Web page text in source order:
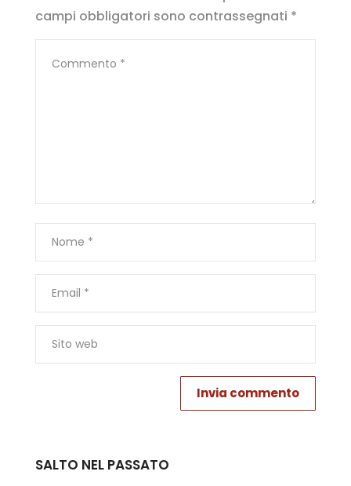
campi obbligatori sono contrassegnati *
SALTO NEL PASSATO